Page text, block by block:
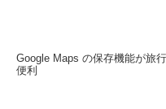
Google Maps の保存機能が旅
便利